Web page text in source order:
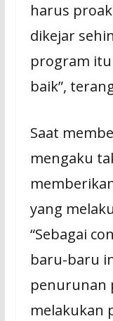
harus
dikejar
program
baik”,
Saat
mengaku
yang
“Sebagai
baru-baru
penurunan
melakukan